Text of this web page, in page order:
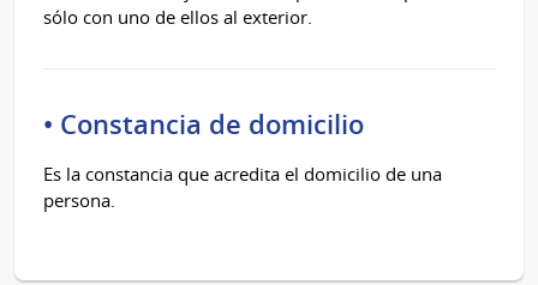
sólo con uno de ellos al exterior.
• Constancia de domicilio
Es la constancia que acredita el domicilio de una
persona.